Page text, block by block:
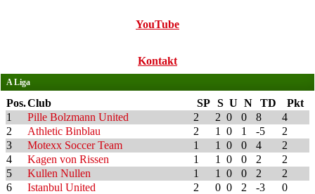
YouTube
Kontakt
A Liga
Pos.Club SP S U N TD
Pkt
1
Pille Bolzmann United 2 2 0 0 8
4
2
Athletic Binblau 2 1 0 1 -5
2
3
Motexx Soccer Team 1 1 0 0 4
2
4
Kagen von Rissen 1 1 0 0 2
2
5
Kullen Nullen 1 1 0 0 2
2
6
Istanbul United 2 0 0 2 -3
0